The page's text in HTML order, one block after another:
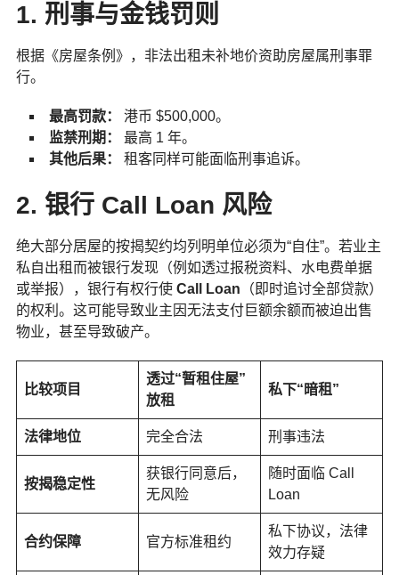
1. 刑事与金钱罚则
根据《房屋条例》，非法出租未补地价资助房屋属刑事罪
行。
最高罚款：
港币 $500,000。
监禁刑期：
最高 1 年。
其他后果：
租客同样可能面临刑事追诉。
2. 银行 Call Loan 风险
绝大部分居屋的按揭契约均列明单位必须为“自住”。若业主
私自出租而被银行发现（例如透过报税资料、水电费单据
或举报），银行有权行使 Call Loan （即时追讨全部贷款）
的权利。这可能导致业主因无法支付巨额余额而被迫出售
物业，甚至导致破产。
比较项目
透过“暂租住屋”
放租
私下“暗租”
法律地位 完全合法 刑事违法
按揭稳定性
获银行同意后，
无风险
随时面临 Call
Loan
合约保障 官方标准租约
私下协议，法律
效力存疑